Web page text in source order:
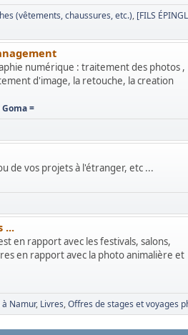
(vêtements, chaussures, etc.) [FILS
numérique : traitement des photos ,
d'image, la retouche, la creation
=
de vos projets à l'étranger, etc ...
...
en rapport avec les festivals, salons,
en rapport avec la photo animalière et
Namur Livres Offres de stages et voyages